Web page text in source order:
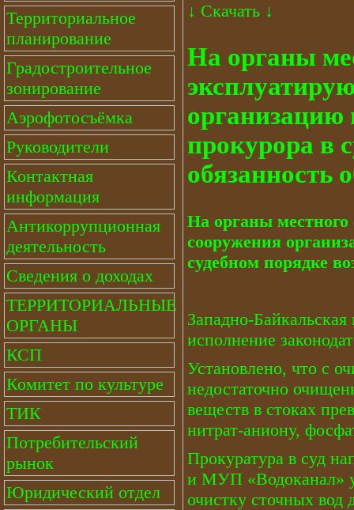
Территориальное
планирование
Градостроительное
зонирование
Аэрофотосъёмка
Руководители
Контактная
информация
Антикоррупционная
деятельность
Сведения о доходах
ТЕРРИТОРИАЛЬНЫЕ
ОРГАНЫ
КСП
Комитет по культуре
ТИК
Потребительский
рынок
Юридический отдел
↓ Скачать ↓
На органы
организацию
прокурора в
обязанность
На органы
сооружения
судебном порядке
Западно-
исполнение
Установлено, что с
недостаточно
веществ в стоках
нитрат-аниону,
Прокуратура в суд
и МУП «Водоканал»
очистку сточных вод